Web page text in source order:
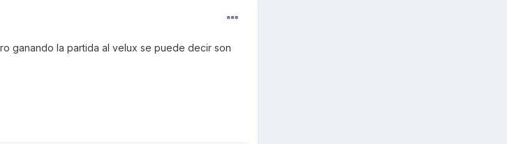
ganando la partida al velux se puede decir son